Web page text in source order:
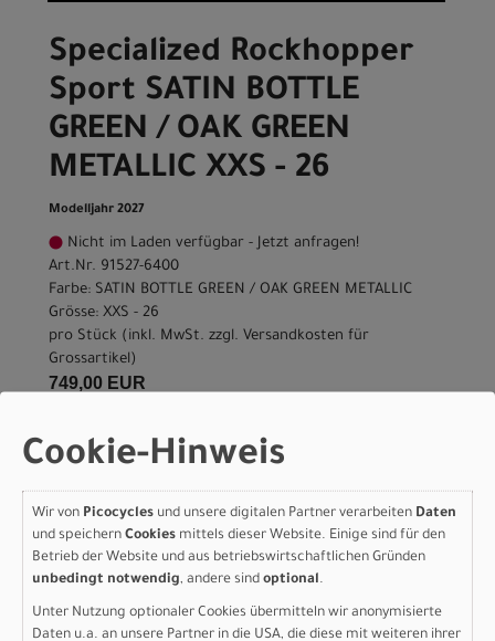
Specialized Rockhopper
Sport SATIN BOTTLE
GREEN / OAK GREEN
METALLIC XXS - 26
Modelljahr 2027
Nicht im Laden verfügbar - Jetzt anfragen!
Art.Nr. 91527-6400
Farbe: SATIN BOTTLE GREEN / OAK GREEN METALLIC
Grösse: XXS - 26
pro Stück (inkl. MwSt. zzgl. Versandkosten für
Grossartikel)
749,00 EUR
Specialized Rockhopper
Sport SATIN BOTTLE
GREEN / OAK GREEN
METALLIC S - 27.5
Modelljahr 2027
Nicht im Laden verfügbar - Jetzt anfragen!
Cookie-Hinweis
Wir von Picocycles und unsere digitalen Partner verarbeiten Daten
und speichern Cookies mittels dieser Website. Einige sind für den
Betrieb der Website und aus betriebswirtschaftlichen Gründen
unbedingt notwendig, andere sind optional.
Unter Nutzung optionaler Cookies übermitteln wir anonymisierte
Daten u.a. an unsere Partner in die USA, die diese mit weiteren ihrer